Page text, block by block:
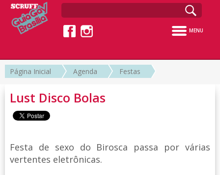
MENU
Página Inicial Agenda Festas
Lust Disco Bolas
Festa de sexo do Birosca passa por várias
vertentes eletrônicas.